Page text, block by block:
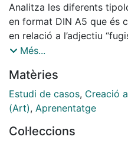
Analitza les diferents
en format DIN A5 que és
en relació a l’adjectiu
habitual en l'àmbit grafico-
Més...
Matèries
Estudi de casos, Creació
(Art), Aprenentatge
Col·leccions